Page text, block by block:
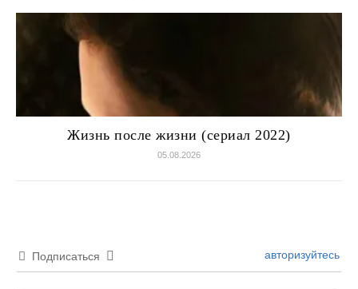
Жизнь после жизни (сериал 2022)
05.08.2026
Подписаться авторизуйтесь